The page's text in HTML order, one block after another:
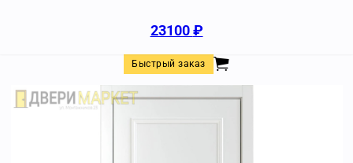
23100₽
Быстрый заказ